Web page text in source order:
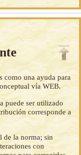
como una ayuda para
vía WEB.
puede ser utilizado
corresponde a
de la norma; sin
con